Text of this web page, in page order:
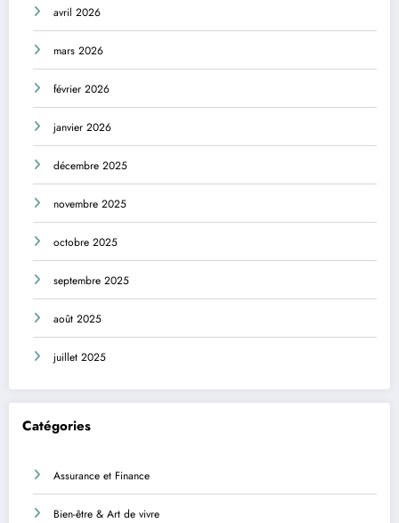
avril 2026
mars 2026
février 2026
janvier 2026
décembre 2025
novembre 2025
octobre 2025
septembre 2025
août 2025
juillet 2025
Catégories
Assurance et Finance
Bien-être & Art de vivre